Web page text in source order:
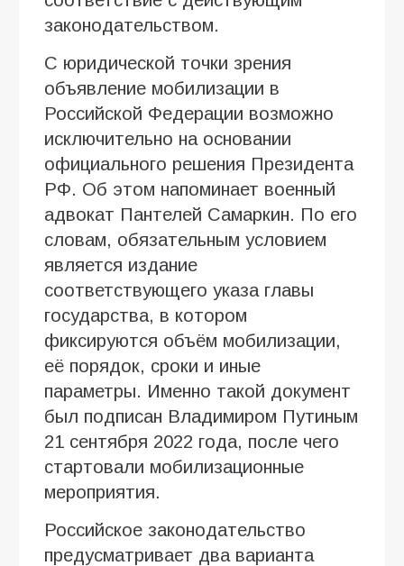
законодательством.
С юридической точки зрения
объявление мобилизации в
Российской Федерации возможно
исключительно на основании
официального решения Президента
РФ. Об этом напоминает военный
адвокат Пантелей Самаркин. По его
словам, обязательным условием
является издание
соответствующего указа главы
государства, в котором
фиксируются объём мобилизации,
её порядок, сроки и иные
параметры. Именно такой документ
был подписан Владимиром Путиным
21 сентября 2022 года, после чего
стартовали мобилизационные
мероприятия.
Российское законодательство
предусматривает два варианта